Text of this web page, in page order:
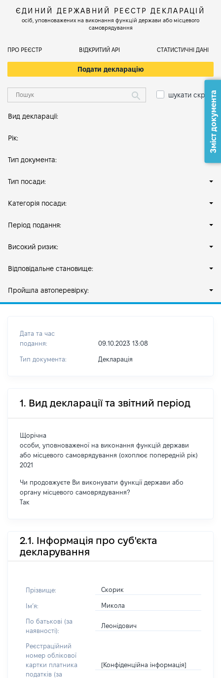
ЄДИНИЙ ДЕРЖАВНИЙ РЕЄСТР ДЕКЛАРАЦІЙ
осіб, уповноважених на виконання функцій держави або місцевого
самоврядування
ПРО РЕЄСТР ВІДКРИТИЙ АРІ СТАТИСТИЧНІ ДАНІ
Подати декларацію
шукати скрізь
Вид декларації:
Рік:
Тип документа:
Тип посади:
Категорія посади:
Період подання:
Високий ризик:
Відповідальне становище:
Пройшла автоперевірку:
Дата та час
подання:
09.10.2023 13:08
Тип документа: Декларація
1. Вид декларації та звітний період
Щорічна
особи, уповноваженої на виконання функцій держави
або місцевого самоврядування (охоплює попередній рік)
2021
Чи продовжуєте Ви виконувати функції держави або
органу місцевого самоврядування?
Так
2.1. Інформація про суб'єкта
декларування
Прізвище: Скорик
Імʼя: Микола
По батькові (за
наявності):
Леонідович
Реєстраційний
номер облікової
картки платника
податків (за
[Конфіденційна інформація]
Зміст документа